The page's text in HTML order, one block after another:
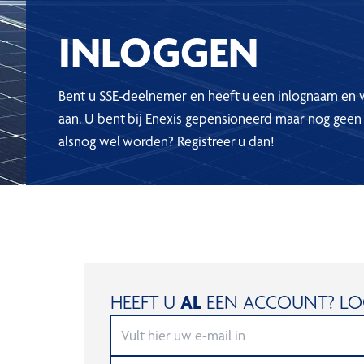
INLOGGEN
Bent u SSE-deelnemer en heeft u een inlognaam
aan. U bent bij Enexis gepensioneerd maar nog
alsnog wel worden? Registreer u dan!
HEEFT U AL EEN ACCOUNT?